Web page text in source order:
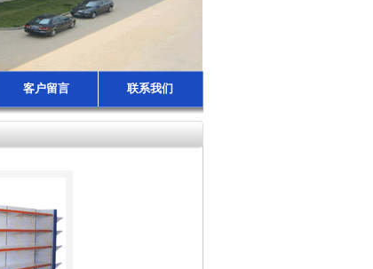
客户留言 联系我们